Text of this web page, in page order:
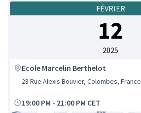
FÉVRIER
12
2025
Ecole Marcelin Berthelot
28 Rue Alexis Bouvier, Colombes, France
19:00 PM - 21:00 PM CET